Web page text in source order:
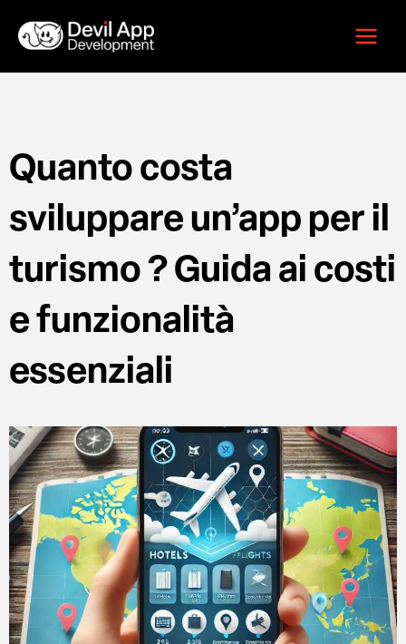
contenuto
Quanto costa
sviluppare un’app per il
turismo ? Guida ai costi
e funzionalità
essenziali